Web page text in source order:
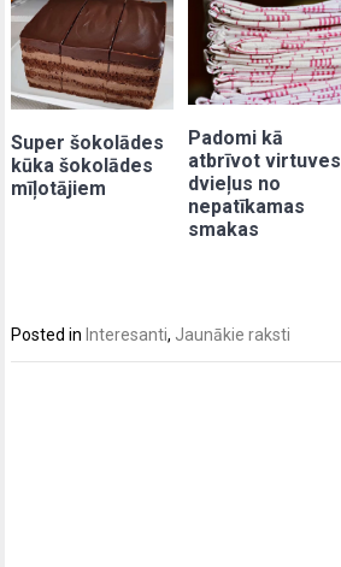
Super šokolādes
kūka šokolādes
mīļotājiem
Padomi kā
atbrīvot virtuves
dvieļus no
nepatīkamas
smakas
Posted in Interesanti, Jaunākie raksti